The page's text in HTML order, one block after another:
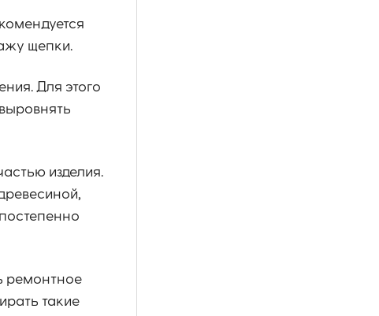
щепки.
Для этого
изделия.
ремонтное
такие